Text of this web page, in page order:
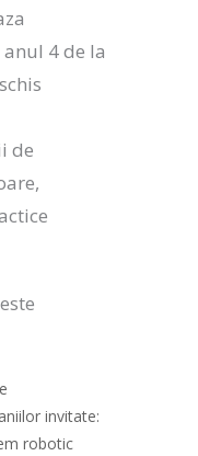
4 de la
de
invitate:
robotic